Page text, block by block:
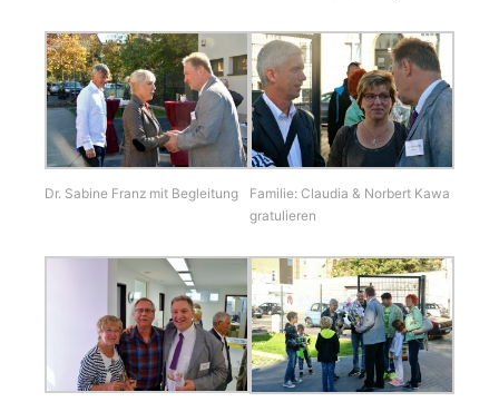
Dr. Sabine Franz mit Begleitung
Familie: Claudia & Norbert Kawa
gratulieren